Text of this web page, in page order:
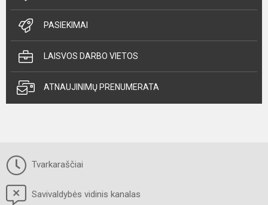
PASIEKIMAI
LAISVOS DARBO VIETOS
ATNAUJINIMŲ PRENUMERATA
Tvarkaraščiai
Savivaldybės vidinis kanalas